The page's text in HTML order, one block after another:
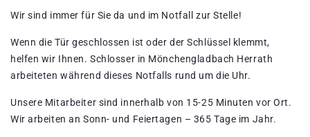
Wir sind immer für Sie da und im Notfall zur Stelle!
Wenn die Tür geschlossen ist oder der Schlüssel klemmt,
helfen wir Ihnen. Schlosser in Mönchengladbach Herrath
arbeiteten während dieses Notfalls rund um die Uhr.
Unsere Mitarbeiter sind innerhalb von 15-25 Minuten vor Ort.
Wir arbeiten an Sonn- und Feiertagen – 365 Tage im Jahr.